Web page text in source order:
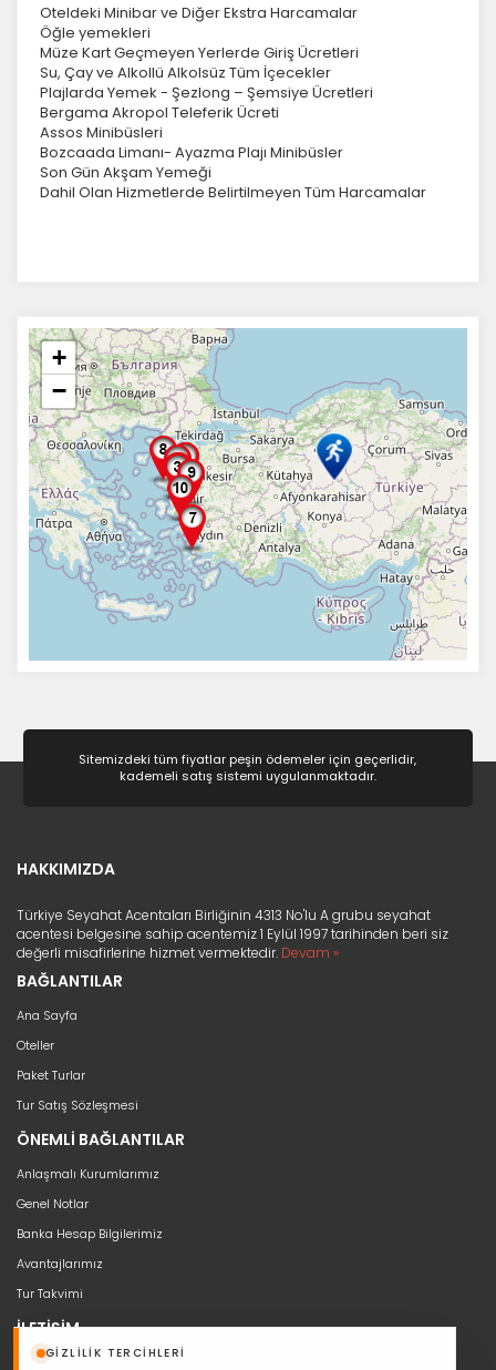
GIZLILIK TERCIHLERI
Oteldeki Minibar ve Diğer Ekstra Harcamalar
Öğle yemekleri
Müze Kart Geçmeyen Yerlerde Giriş Ücretleri
Su, Çay ve Alkollü Alkolsüz Tüm İçecekler
Plajlarda Yemek - Şezlong – Şemsiye Ücretleri
Bergama Akropol Teleferik Ücreti
Assos Minibüsleri
Bozcaada Limanı- Ayazma Plajı Minibüsler
Son Gün Akşam Yemeği
Dahil Olan Hizmetlerde Belirtilmeyen Tüm Harcamalar
+
−
Sitemizdeki tüm fiyatlar peşin ödemeler için geçerlidir,
kademeli satış sistemi uygulanmaktadır.
HAKKIMIZDA
Türkiye Seyahat Acentaları Birliğinin 4313 No'lu A grubu seyahat
acentesi belgesine sahip acentemiz 1 Eylül 1997 tarihinden beri siz
değerli misafirlerine hizmet vermektedir. Devam »
BAĞLANTILAR
Ana Sayfa
Oteller
Paket Turlar
Tur Satış Sözleşmesi
ÖNEMLİ BAĞLANTILAR
Anlaşmalı Kurumlarımız
Genel Notlar
Banka Hesap Bilgilerimiz
Avantajlarımız
Tur Takvimi
İLETİŞİM
bilgi@seyahat53.com